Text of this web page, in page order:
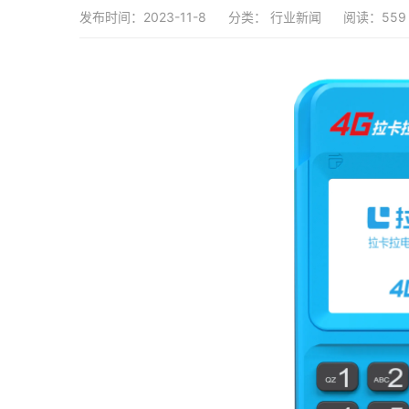
发布时间：2023-11-8 分类： 行业新闻 阅读：559